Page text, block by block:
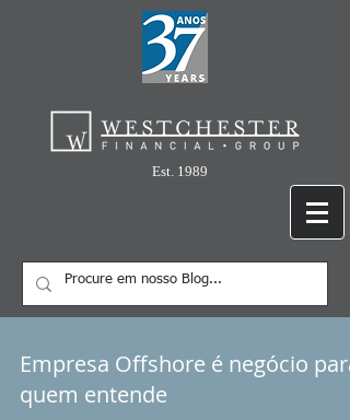
Est. 1989
Empresa Offshore é negócio para
quem entende